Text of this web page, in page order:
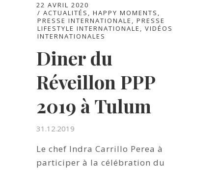
22 AVRIL 2020
ACTUALITÉS , HAPPY MOMENTS ,
PRESSE INTERNATIONALE , PRESSE
LIFESTYLE INTERNATIONALE , VIDÉOS
INTERNATIONALES
Diner du
Réveillon PPP
2019 à Tulum
31.12.2019
Le chef Indra Carrillo Perea à
participer à la célébration du